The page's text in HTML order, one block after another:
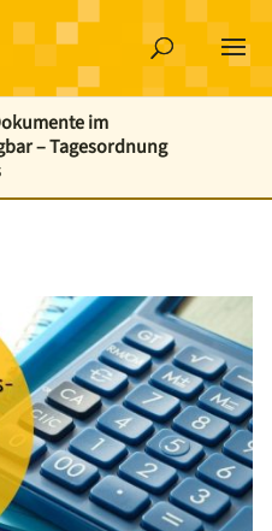
im
– Tagesordnung